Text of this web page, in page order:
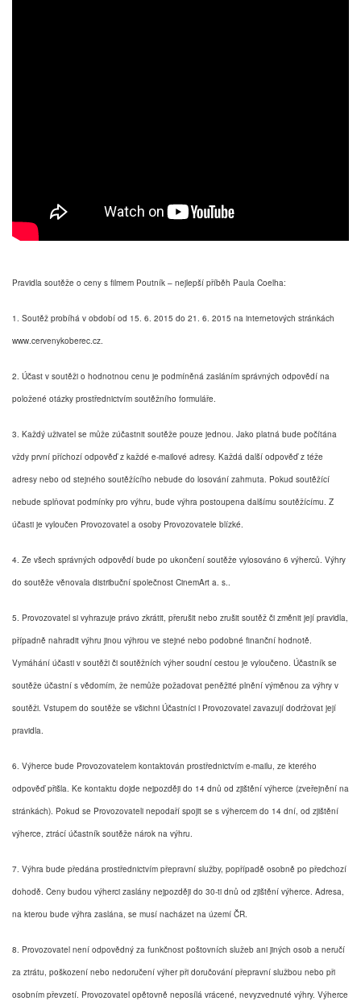
Pravidla soutěže o ceny s filmem Poutník – nejlepší příběh Paula Coelha:
1. Soutěž probíhá v období od 15. 6. 2015 do 21. 6. 2015 na internetových stránkách
www.cervenykoberec.cz.
2. Účast v soutěži o hodnotnou cenu je podmíněná zasláním správných odpovědí na
položené otázky prostřednictvím soutěžního formuláře.
3. Každý uživatel se může zúčastnit soutěže pouze jednou. Jako platná bude počítána
vždy první příchozí odpověď z každé e-mailové adresy. Každá další odpověď z téže
adresy nebo od stejného soutěžícího nebude do losování zahrnuta. Pokud soutěžící
nebude splňovat podmínky pro výhru, bude výhra postoupena dalšímu soutěžícímu. Z
účasti je vyloučen Provozovatel a osoby Provozovatele blízké.
4. Ze všech správných odpovědí bude po ukončení soutěže vylosováno 6 výherců. Výhry
do soutěže věnovala distribuční společnost CinemArt a. s..
5. Provozovatel si vyhrazuje právo zkrátit, přerušit nebo zrušit soutěž či změnit její pravidla,
případně nahradit výhru jinou výhrou ve stejné nebo podobné finanční hodnotě.
Vymáhání účasti v soutěži či soutěžních výher soudní cestou je vyloučeno. Účastník se
soutěže účastní s vědomím, že nemůže požadovat peněžité plnění výměnou za výhry v
soutěži. Vstupem do soutěže se všichni Účastníci i Provozovatel zavazují dodržovat její
pravidla.
6. Výherce bude Provozovatelem kontaktován prostřednictvím e-mailu, ze kterého
odpověď přišla. Ke kontaktu dojde nejpozději do 14 dnů od zjištění výherce (zveřejnění na
stránkách). Pokud se Provozovateli nepodaří spojit se s výhercem do 14 dní, od zjištění
výherce, ztrácí účastník soutěže nárok na výhru.
7. Výhra bude předána prostřednictvím přepravní služby, popřípadě osobně po předchozí
dohodě. Ceny budou výherci zaslány nejpozději do 30-ti dnů od zjištění výherce. Adresa,
na kterou bude výhra zaslána, se musí nacházet na území ČR.
8. Provozovatel není odpovědný za funkčnost poštovních služeb ani jiných osob a neručí
za ztrátu, poškození nebo nedoručení výher při doručování přepravní službou nebo při
osobním převzetí. Provozovatel opětovně neposílá vrácené, nevyzvednuté výhry. Výherce